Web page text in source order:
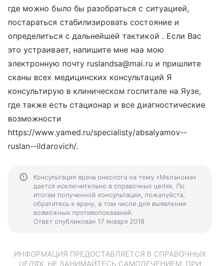
где можно было бы разобраться с ситуацией,
постараться стабилизировать состояние и
определиться с дальнейшей тактикой . Если Вас
это устраивает, напишите мне наа мою
электронную почту ruslandsa@mai.ru и пришлите
сканы всех медицинских консультаций Я
консультирую в клиническом госпитале на Яузе,
где также есть стационар и все диагностические
возможности
https://www.yamed.ru/specialisty/absalyamov--
ruslan--ildarovich/.
Консультация врача онколога на тему «Меланома»
дается исключительно в справочных целях. По
итогам полученной консультации, пожалуйста,
обратитесь к врачу, в том числе для выявления
возможных противопоказаний.
Ответ опубликован 17 января 2018
ИНФОРМАЦИЯ ПРЕДОСТАВЛЯЕТСЯ В СПРАВОЧНЫХ
ЦЕЛЯХ. НЕ ЗАНИМАЙТЕСЬ САМОЛЕЧЕНИЕМ. ПРИ